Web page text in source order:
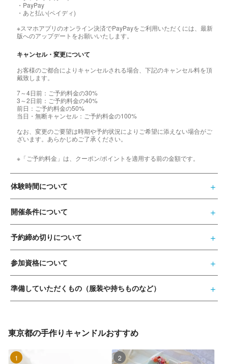
・PayPay
・あと払い(ペイディ)
※スマホアプリのオンライン決済でPayPayをご利用いただくには、最新
版へのアップデートをお願いいたします。
キャンセル・変更について
お客様のご都合によりキャンセルされる場合、下記のキャンセル料を頂
戴致します。
7～4日前：ご予約料金の30%
3～2日前：ご予約料金の40%
前日：ご予約料金の50%
当日・無断キャンセル：ご予約料金の100%
なお、変更のご要望は時期や予約状況によりご希望に添えない場合がご
ざいます。あらかじめご了承ください。
※「ご予約料金」は、クーポン/ポイントを適用する前の金額です。
体験時間について
開催条件について
予約締め切りについて
参加資格について
準備していただくもの（服装や持ちものなど）
東京都の手作りキャンドルおすすめ
2位